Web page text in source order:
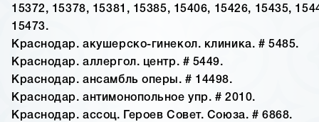
15372, 15378, 15381, 15385, 15406, 15426, 15435,
15473.
Краснодар. акушерско-гинекол. клиника. # 5485.
Краснодар. аллергол. центр. # 5449.
Краснодар. ансамбль оперы. # 14498.
Краснодар. антимонопольное упр. # 2010.
Краснодар. ассоц. Героев Совет. Союза. # 6868.